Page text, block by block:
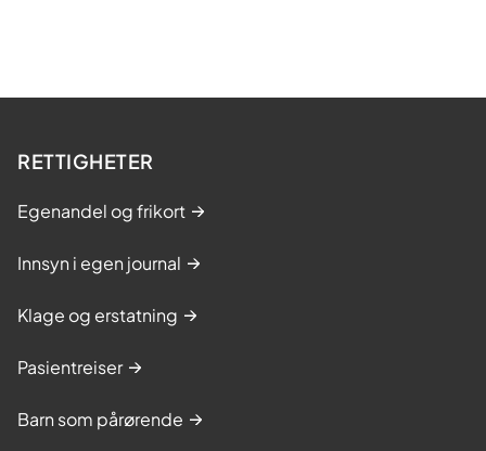
RETTIGHETER
Egenandel og frikort
Innsyn i egen journal
Klage og erstatning
Pasientreiser
Barn som pårørende